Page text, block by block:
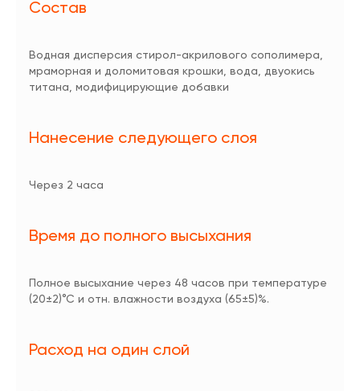
Состав
Водная дисперсия стирол-акрилового сополимера,
мраморная и доломитовая крошки, вода, двуокись
титана, модифицирующие добавки
Нанесение следующего слоя
Через 2 часа
Время до полного высыхания
Полное высыхание через 48 часов при температуре
(20±2)°С и отн. влажности воздуха (65±5)%.
Расход на один слой